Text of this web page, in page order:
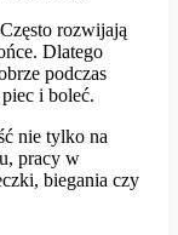
rozwijają
Dlatego
podczas
i boleć.
nie tylko na
pracy w
biegania czy